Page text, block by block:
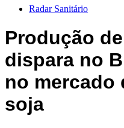
Radar Sanitário
Produção
dispara no
no mercado
soja